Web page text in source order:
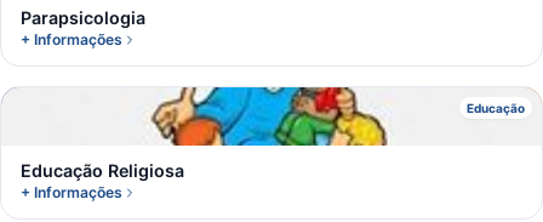
Parapsicologia
+ Informações
Educação
E
Educação Religiosa
+ Informações